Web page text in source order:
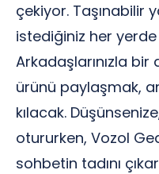
çekiyor. Taşınabilir
istediğiniz her yerde
Arkadaşlarınızla
ürünü paylaşmak,
kılacak.
otururken, Vozol
sohbetin tadını